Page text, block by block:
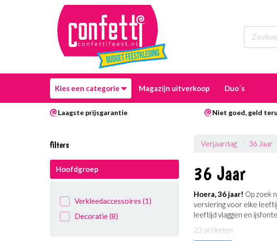
Kies een categorie Magazijn uitverkoop Duo´s
Laagste prijsgarantie Niet goed, geld
filters
Hoofdgroep
Verkleedaccessoires (1)
Decoratie(8)
Verjaardag 36 Jaar
36 Jaar
Hoera, 36 jaar! Op zoek
versiering voor elke
leeftijd vlaggen en
22 artikelen